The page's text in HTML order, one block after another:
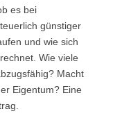
es bei
günstiger
und wie sich
Wie viele
Macht
Eigentum? Eine